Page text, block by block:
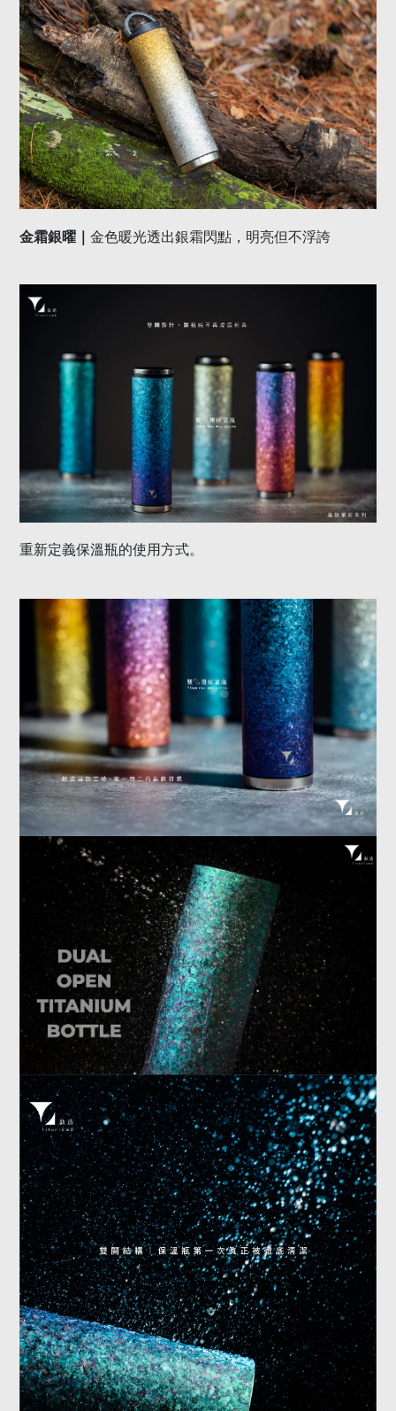
青湖綠藍｜
藍綠交疊像淺海潟湖，清透有水感、越看越乾
淨
星夜紫宙｜細緻的晶體紋理，像靜謐的星空也像深邃的海
金霜銀曜｜ 金色暖光透出銀霜閃點，明亮但不浮誇
重新定義保溫瓶的使用方式。